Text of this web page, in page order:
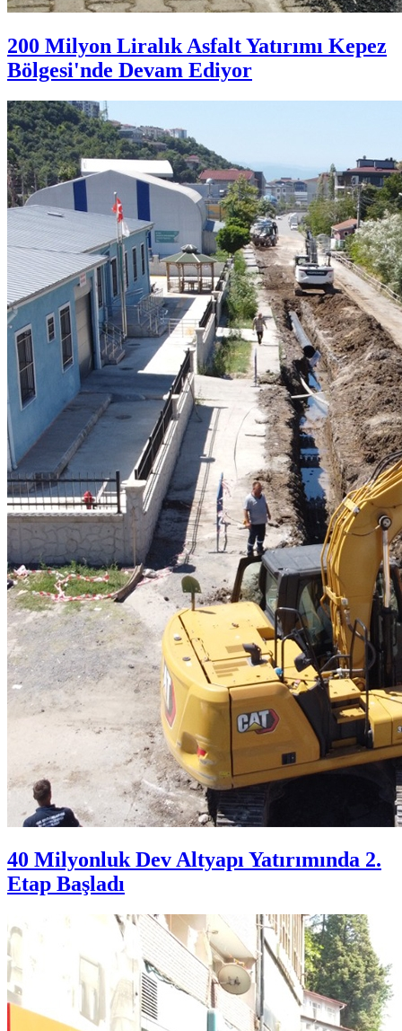
200 Milyon Liralık Asfalt Yatırımı Kepez
Bölgesi'nde Devam Ediyor
40 Milyonluk Dev Altyapı Yatırımında 2.
Etap Başladı